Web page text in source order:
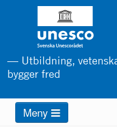
huvudinnehåll
— Utbildning,
bygger fred
Main
menuMeny